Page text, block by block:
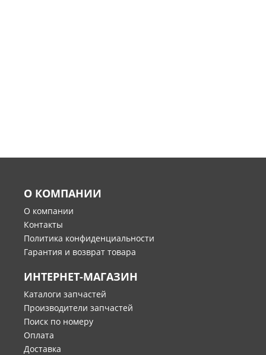
О КОМПАНИИ
О компании
Контакты
Политика конфиденциальности
Гарантия и возврат товара
ИНТЕРНЕТ-МАГАЗИН
Каталоги запчастей
Производители запчастей
Поиск по номеру
Оплата
Доставка